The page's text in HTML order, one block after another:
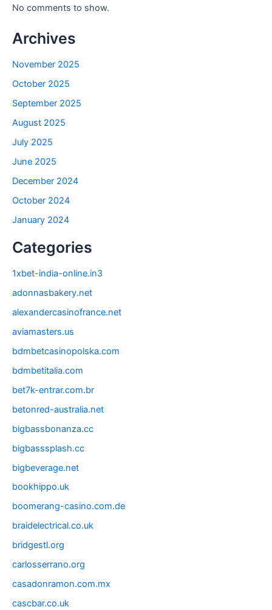
No comments to show.
Archives
November 2025
October 2025
September 2025
August 2025
July 2025
June 2025
December 2024
October 2024
January 2024
Categories
1xbet-india-online.in3
adonnasbakery.net
alexandercasinofrance.net
aviamasters.us
bdmbetcasinopolska.com
bdmbetitalia.com
bet7k-entrar.com.br
betonred-australia.net
bigbassbonanza.cc
bigbasssplash.cc
bigbeverage.net
bookhippo.uk
boomerang-casino.com.de
braidelectrical.co.uk
bridgestl.org
carlosserrano.org
casadonramon.com.mx
cascbar.co.uk